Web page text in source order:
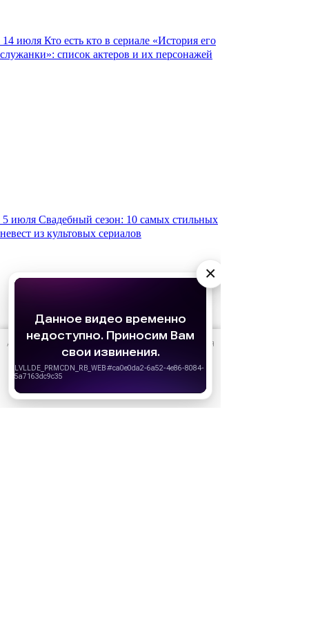
АО «Издательство СЕМЬ ДНЕЙ»
для
персонализации сервисов и удобства пользователей.
своего браузера.
14 июля Кто есть кто в сериале «История его
служанки»: список актеров и их персонажей
5 июля Свадебный сезон: 10 самых стильных
невест из культовых сериалов
1 июля Какие фильмы смотреть в июле 2026:
×